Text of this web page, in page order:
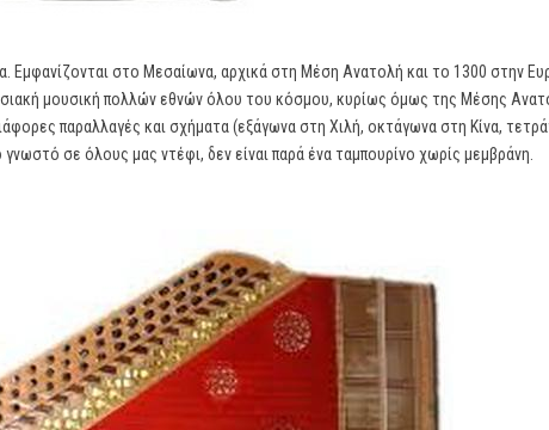
Εμφανίζονται στο Μεσαίωνα, αρχικά στη Μέση Ανατολή και το 1300 στην
μουσική πολλών εθνών όλου του κόσμου, κυρίως όμως της Μέσης
παραλλαγές και σχήματα (εξάγωνα στη Χιλή, οκτάγωνα στη Κίνα,
γνωστό σε όλους μας ντέφι, δεν είναι παρά ένα ταμπουρίνο χωρίς μεμβράνη.